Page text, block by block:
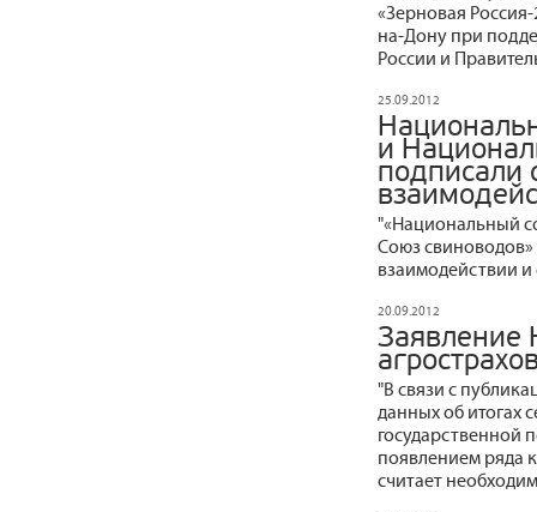
«Зерновая
на-Дону при
России и
25.09.2012
и
подписали
"«Национальный
Союз
взаимодействии и
20.09.2012
Заявление
"В связи с
данных об итогах
государственной
появлением ряда
считает